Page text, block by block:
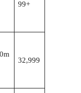
99+
32,999